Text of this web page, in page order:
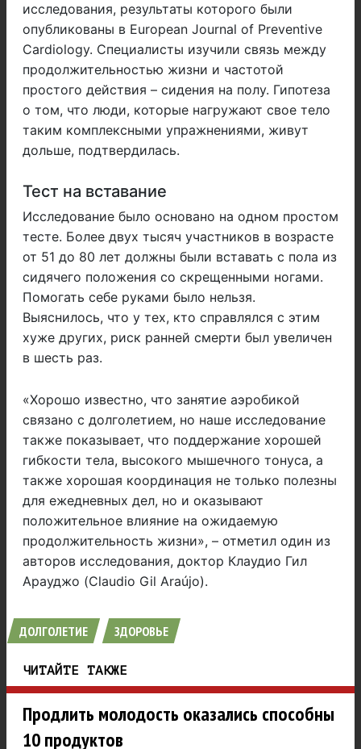
исследования, результаты которого были
опубликованы в European Journal of Preventive
Cardiology. Специалисты изучили связь между
продолжительностью жизни и частотой
простого действия – сидения на полу. Гипотеза
о том, что люди, которые нагружают свое тело
таким комплексными упражнениями, живут
дольше, подтвердилась.
Тест на вставание
Исследование было основано на одном простом
тесте. Более двух тысяч участников в возрасте
от 51 до 80 лет должны были вставать с пола из
сидячего положения со скрещенными ногами.
Помогать себе руками было нельзя.
Выяснилось, что у тех, кто справлялся с этим
хуже других, риск ранней смерти был увеличен
в шесть раз.
«Хорошо известно, что занятие аэробикой
связано с долголетием, но наше исследование
также показывает, что поддержание хорошей
гибкости тела, высокого мышечного тонуса, а
также хорошая координация не только полезны
для ежедневных дел, но и оказывают
положительное влияние на ожидаемую
продолжительность жизни», – отметил один из
авторов исследования, доктор Клаудио Гил
Арауджо (Claudio Gil Araújo).
ДОЛГОЛЕТИЕ ЗДОРОВЬЕ
ЧИТАЙТЕ ТАКЖЕ
Продлить молодость оказались способны
10 продуктов